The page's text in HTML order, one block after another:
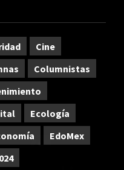
Cine
Columnistas
Ecología
EdoMex